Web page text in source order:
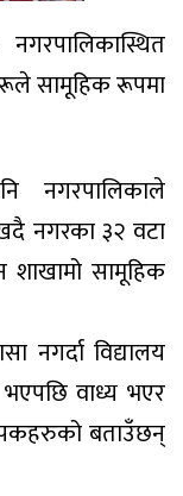
सामूहिक रूपमा
नगरपालिकाले
नगरका ३२ वटा
शाखामो सामूहिक
नगर्दा विद्यालय
वाध्य भएर
बताउँछन्